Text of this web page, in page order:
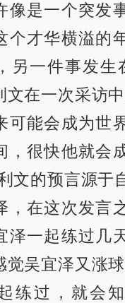
像是一个突发
个才华横溢的
另一件事发生
文在一次采访
可能会成为世
，很快他就会
文的预言源于
，在这次发言
泽一起练过几
觉吴宜泽又涨
练过，就会